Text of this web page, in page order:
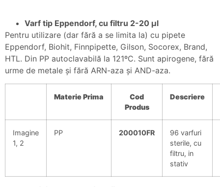
Varf tip Eppendorf, cu filtru 2-20 µl
Pentru utilizare (dar fără a se limita la) cu pipete
Eppendorf, Biohit, Finnpipette, Gilson, Socorex, Brand,
HTL. Din PP autoclavabilă la 121ºC. Sunt apirogene, fără
urme de metale şi fără ARN-aza şi AND-aza.
MateriePrima
Cod
Produs
Descriere
Imagine
1, 2
PP 200010FR
96 varfuri
sterile, cu
filtru, in
stativ